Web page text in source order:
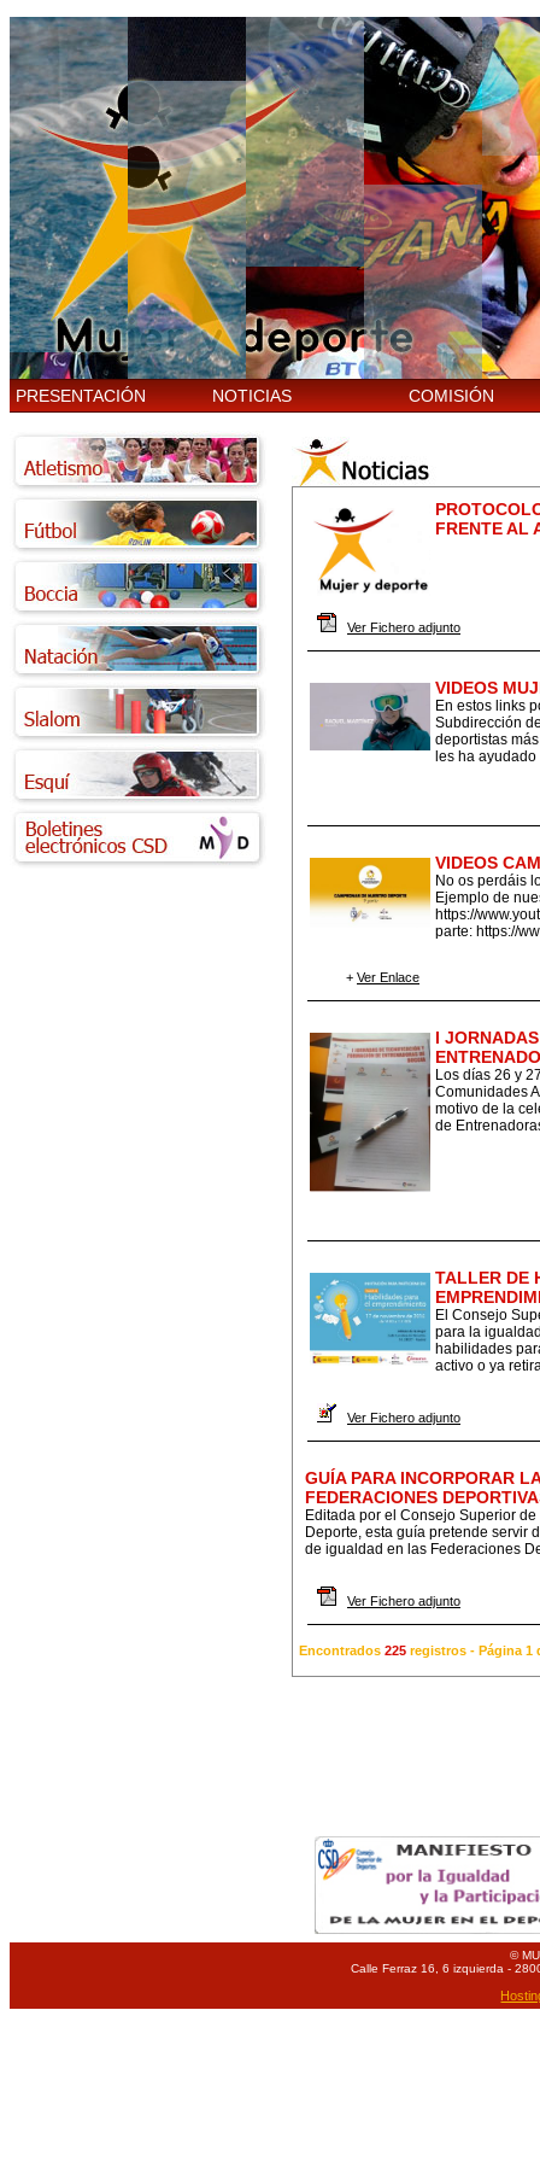
PRESENTACIÓN NOTICIAS COMISIÓN
FRENTE AL
Ver Fichero adjunto
VIDEOS
En estos links
Subdirección
deportistas
les ha
VIDEOS
No os perdáis
Ejemplo de
https://
parte: https://
+ Ver Enlace
I
Los días 26 y
Comunidades
motivo de la
de
TALLER DE
El Consejo
para la
habilidades
activo o ya
Ver Fichero adjunto
GUÍA PARA INCORPORAR
FEDERACIONES
Editada por el Consejo Superior
Deporte, esta guía pretende servir
de igualdad en las Federaciones
Ver Fichero adjunto
Encontrados 225 registros - Página
©
Calle Ferraz 16, 6 izquierda -